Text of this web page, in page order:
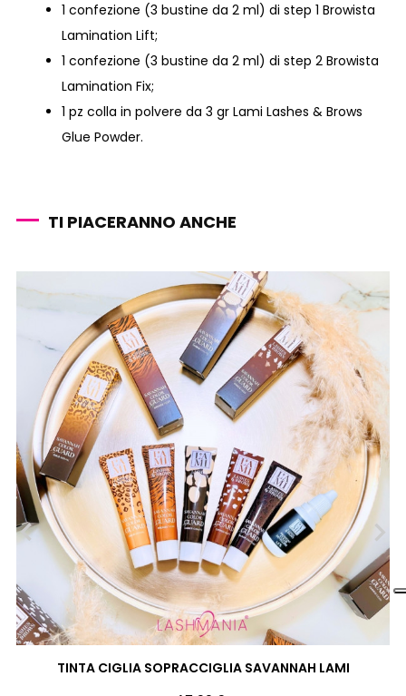
1 confezione (3 bustine da 2 ml) di step 1 Browista
Lamination Lift;
1 confezione (3 bustine da 2 ml) di step 2 Browista
Lamination Fix;
1 pz colla in polvere da 3 gr Lami Lashes & Brows
Glue Powder.
TI PIACERANNO ANCHE
TINTA CIGLIA SOPRACCIGLIA SAVANNAH LAMI
›